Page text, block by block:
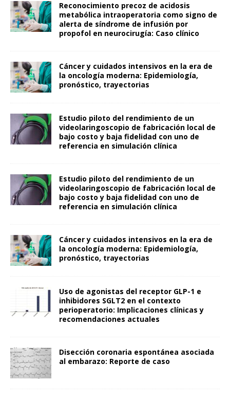
Reconocimiento precoz de acidosis
metabólica intraoperatoria como signo de
alerta de síndrome de infusión por
propofol en neurocirugía: Caso clínico
Cáncer y cuidados intensivos en la era de
la oncología moderna: Epidemiología,
pronóstico, trayectorias
Estudio piloto del rendimiento de un
videolaringoscopio de fabricación local de
bajo costo y baja fidelidad con uno de
referencia en simulación clínica
Estudio piloto del rendimiento de un
videolaringoscopio de fabricación local de
bajo costo y baja fidelidad con uno de
referencia en simulación clínica
Cáncer y cuidados intensivos en la era de
la oncología moderna: Epidemiología,
pronóstico, trayectorias
Uso de agonistas del receptor GLP-1 e
inhibidores SGLT2 en el contexto
perioperatorio: Implicaciones clínicas y
recomendaciones actuales
Disección coronaria espontánea asociada
al embarazo: Reporte de caso